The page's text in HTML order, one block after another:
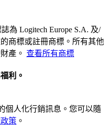
為 Logitech Europe S.A. 及/
商標或註冊商標。所有其他
產。 查看所有商標
利。
個人化行銷訊息。您可以隨
策 。